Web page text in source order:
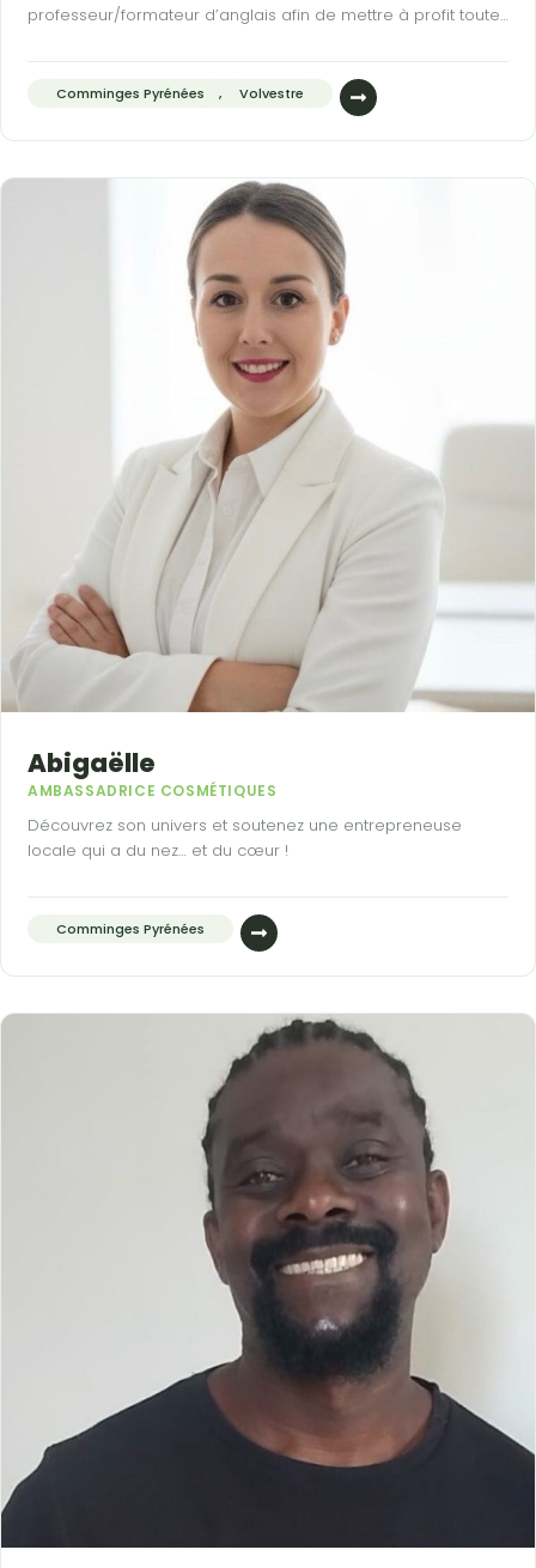
professeur/formateur d’anglais afin de mettre à profit toutes
aider des personnes à développer leur anglais est sa
Comminges Pyrénées , Volvestre
Abigaëlle
AMBASSADRICE COSMÉTIQUES
Découvrez son univers et soutenez une entrepreneuse
locale qui a du nez… et du cœur !
Comminges Pyrénées